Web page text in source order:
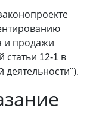
и продажи
статьи 12-1 в